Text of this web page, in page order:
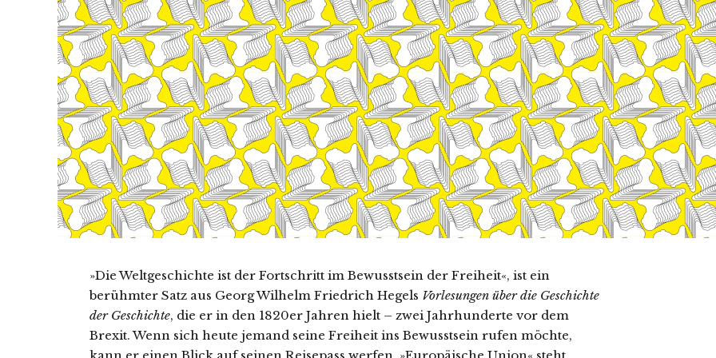
»Die Weltgeschichte ist der Fortschritt im Bewusstsein der Freiheit«, ist ein
berühmter Satz aus Georg Wilhelm Friedrich Hegels Vorlesungen über die Geschichte
der Geschichte, die er in den 1820er Jahren hielt – zwei Jahrhunderte vor dem
Brexit. Wenn sich heute jemand seine Freiheit ins Bewusstsein rufen möchte,